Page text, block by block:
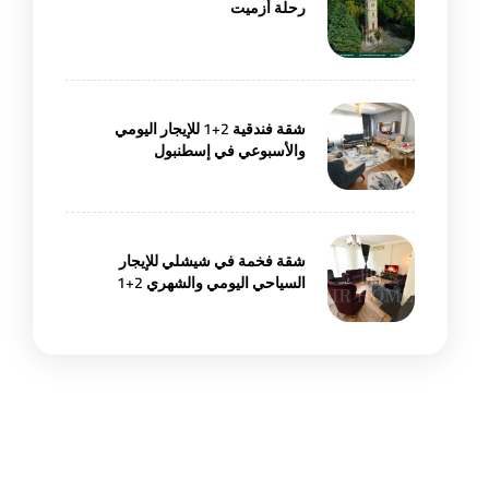
رحلة أزميت
شقة فندقية 2+1 للإيجار اليومي
والأسبوعي في إسطنبول
شقة فخمة في شيشلي للإيجار
السياحي اليومي والشهري 2+1